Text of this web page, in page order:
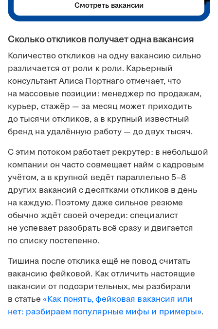
Сколько откликов получает одна вакансия
Количество откликов на одну вакансию сильно
различается от роли к роли. Карьерный
консультант Алиса Портнаго отмечает, что
на массовые позиции: менеджер по продажам,
курьер, стажёр — за месяц может приходить
до тысячи откликов, а в крупный известный
бренд на удалённую работу — до двух тысяч.
С этим потоком работает рекрутер: в небольшой
компании он часто совмещает найм с кадровым
учётом, а в крупной ведёт параллельно 5–8
других вакансий с десятками откликов в день
на каждую. Поэтому даже сильное резюме
обычно ждёт своей очереди: специалист
не успевает разобрать всё сразу и двигается
по списку постепенно.
Тишина после отклика ещё не повод считать
вакансию фейковой. Как отличить настоящие
вакансии от подозрительных, мы разбирали
в статье «Как понять, фейковая вакансия или
нет: разбираем популярные мифы и примеры».
Смотреть вакансии